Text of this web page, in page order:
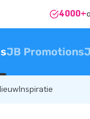
4000+
JB Promotions
Inspiratie